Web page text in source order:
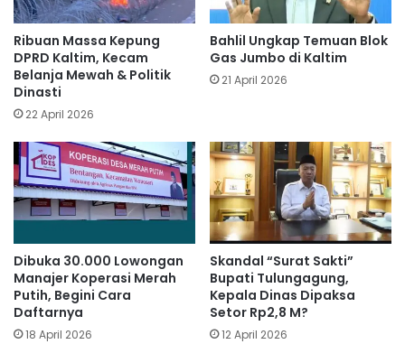
Ribuan Massa Kepung
DPRD Kaltim, Kecam
Belanja Mewah & Politik
Dinasti
22 April 2026
Bahlil Ungkap Temuan Blok
Gas Jumbo di Kaltim
21 April 2026
Dibuka 30.000 Lowongan
Manajer Koperasi Merah
Putih, Begini Cara
Daftarnya
18 April 2026
Skandal “Surat Sakti”
Bupati Tulungagung,
Kepala Dinas Dipaksa
Setor Rp2,8 M?
12 April 2026